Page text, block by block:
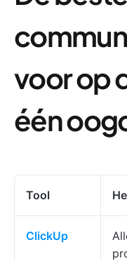
voor op
één
Tool
ClickUp